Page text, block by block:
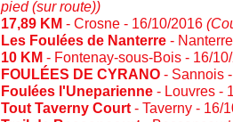
pied (sur route))
17,89 KM - Crosne - 16/10/2016
Les Foulées de Nanterre -
10 KM - Fontenay-sous-Bois - 16/
FOULÉES DE CYRANO - Sannois
Foulées l'Uneparienne - Louvres -
Tout Taverny Court - Taverny - 16/